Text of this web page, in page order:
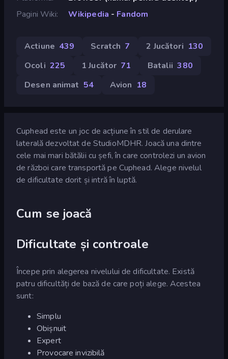
Pagini Wiki
Wikipedia - Fandom
Actiune 439 Scratch 7 2 Jucători 130
Ocoli 225 1 Jucător 71 Batalii 380
Desen animat 54 Avion 18
Cuphead este un joc de acțiune în stil de derulare
laterală dezvoltat de StudioMDHR. Joacă una dintre
cele mai mari bătălii cu șefi, în care controlezi un avion
de război care transportă pe Cuphead. Alege nivelul
de dificultate dorit și intră în luptă.
Cum se joacă
Dificultate și controale
Începe prin alegerea nivelului de dificultate. Există
patru dificultăți de bază de care poți alege. Acestea
sunt:
Simplu
Obișnuit
Expert
Provocare invizibilă